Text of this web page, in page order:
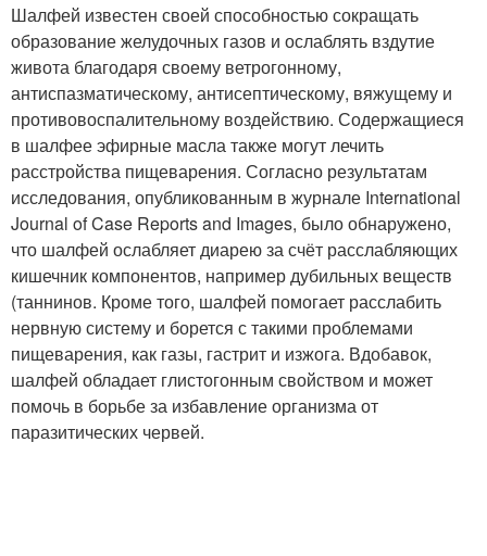
Шалфей известен своей способностью сокращать
образование желудочных газов и ослаблять вздутие
живота благодаря своему ветрогонному,
антиспазматическому, антисептическому, вяжущему и
противовоспалительному воздействию. Содержащиеся
в шалфее эфирные масла также могут лечить
расстройства пищеварения. Согласно результатам
исследования, опубликованным в журнале International
Journal of Case Reports and Images, было обнаружено,
что шалфей ослабляет диарею за счёт расслабляющих
кишечник компонентов, например дубильных веществ
(таннинов. Кроме того, шалфей помогает расслабить
нервную систему и борется с такими проблемами
пищеварения, как газы, гастрит и изжога. Вдобавок,
шалфей обладает глистогонным свойством и может
помочь в борьбе за избавление организма от
паразитических червей.